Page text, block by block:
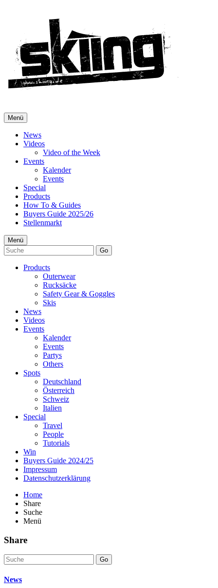
Menü
News
Videos
Video of the Week
Events
Kalender
Events
Special
Products
How To & Guides
Buyers Guide 2025/26
Stellenmarkt
Menü
Go
Products
Outerwear
Rucksäcke
Safety Gear & Goggles
Skis
News
Videos
Events
Kalender
Events
Partys
Others
Spots
Deutschland
Österreich
Schweiz
Italien
Special
Travel
People
Tutorials
Win
Buyers Guide 2024/25
Impressum
Datenschutzerklärung
Home
Share
Suche
Menü
Share
Go
News